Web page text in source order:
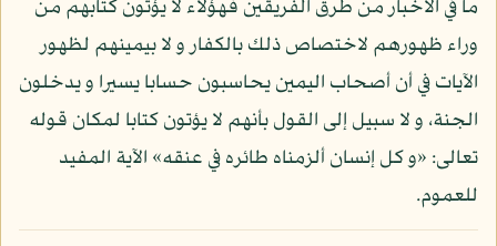
ما في الأخبار من طرق الفريقين فهؤلاء لا يؤتون كتابهم من
وراء ظهورهم لاختصاص ذلك بالكفار و لا بيمينهم لظهور
الآيات في أن أصحاب اليمين يحاسبون حسابا يسيرا و يدخلون
الجنة، و لا سبيل إلى القول بأنهم لا يؤتون كتابا لمكان قوله
تعالى: «و كل إنسان ألزمناه طائره في عنقه» الآية المفيد
للعموم.